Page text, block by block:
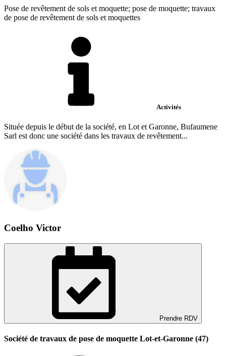
Pose de revêtement de sols et moquette; pose de moquette; travaux
de pose de revêtement de sols et moquettes
Activités
Située depuis le début de la société, en Lot et Garonne, Bufaumene
Sarl est donc une société dans les travaux de revêtement...
Coelho Victor
Prendre RDV
Société de travaux de pose de moquette Lot-et-Garonne (47)